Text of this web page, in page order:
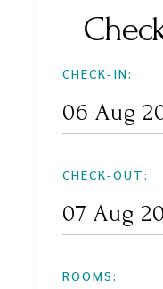
CHECK-IN:
CHECK-OUT:
ROOMS: